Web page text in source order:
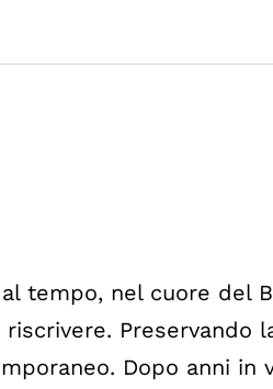
tempo, nel cuore del
Preservando
Dopo anni in